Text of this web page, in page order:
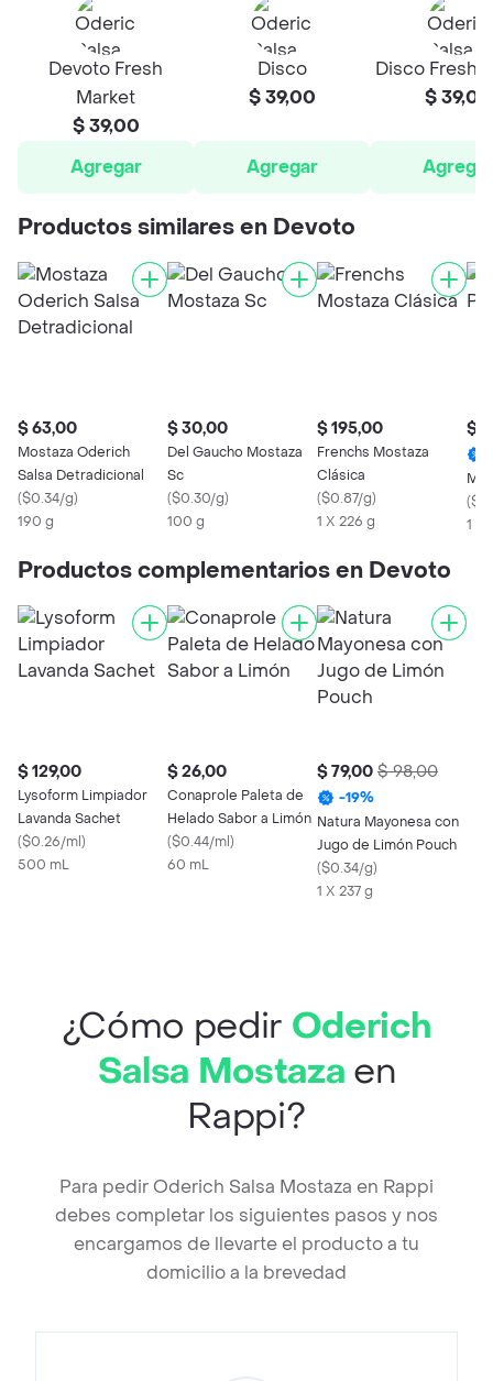
Devoto Fresh
Market
$ 39,00
Agregar
Disco
$ 39,00
Agregar
Disco Fresh
$ 39,00
Agregar
Productos similares en Devoto
$ 63,00
Mostaza Oderich
Salsa Detradicional
($0.34/g)
190 g
$ 30,00
Del Gaucho Mostaza
Sc
($0.30/g)
100 g
$ 195,00
Frenchs Mostaza
Clásica
($0.87/g)
1 X 226 g
$
(
1 X
Productos complementarios en Devoto
$ 129,00
Lysoform Limpiador
Lavanda Sachet
($0.26/ml)
500 mL
$ 26,00
Conaprole Paleta de
Helado Sabor a Limón
($0.44/ml)
60 mL
$ 79,00 $ 98,00
-19%
Natura Mayonesa con
Jugo de Limón Pouch
($0.34/g)
1 X 237 g
¿Cómo pedir Oderich
Salsa Mostaza en
Rappi?
Para pedir Oderich Salsa Mostaza en Rappi
debes completar los siguientes pasos y nos
encargamos de llevarte el producto a tu
domicilio a la brevedad